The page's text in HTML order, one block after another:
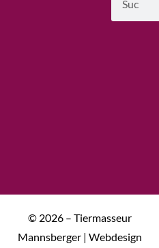
© 2026 – Tiermasseur
Mannsberger | Webdesign